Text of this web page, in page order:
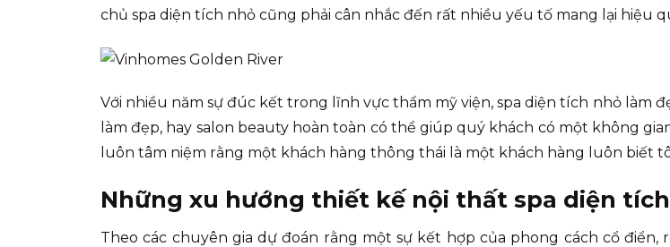
chủ spa diện tích nhỏ cũng phải cân nhắc đến rất nhiều yếu tố mang lại hiệu
Với nhiều năm sự đúc kết trong lĩnh vực thẩm mỹ viện, spa diện tích nhỏ làm
làm đẹp, hay salon beauty hoàn toàn có thể giúp quý khách có một không
luôn tâm niệm rằng một khách hàng thông thái là một khách hàng luôn biết
Những xu hướng thiết kế nội thất spa diện
Theo các chuyên gia dự đoán rằng một sự kết hợp của phong cách cổ